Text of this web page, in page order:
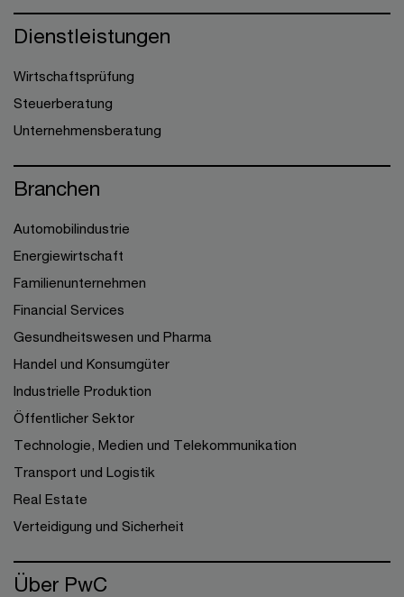
Dienstleistungen
Wirtschaftsprüfung
Steuerberatung
Unternehmensberatung
Branchen
Automobilindustrie
Energiewirtschaft
Familienunternehmen
Financial Services
Gesundheitswesen und Pharma
Handel und Konsumgüter
Industrielle Produktion
Öffentlicher Sektor
Technologie, Medien und Telekommunikation
Transport und Logistik
Real Estate
Verteidigung und Sicherheit
Über PwC